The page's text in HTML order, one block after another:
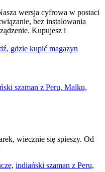
wersja cyfrowa w postaci
bez instalowania
Kupujesz i
gdzie kupić magazyn
wiecznie się spieszy. Od
indiański szaman z Peru,